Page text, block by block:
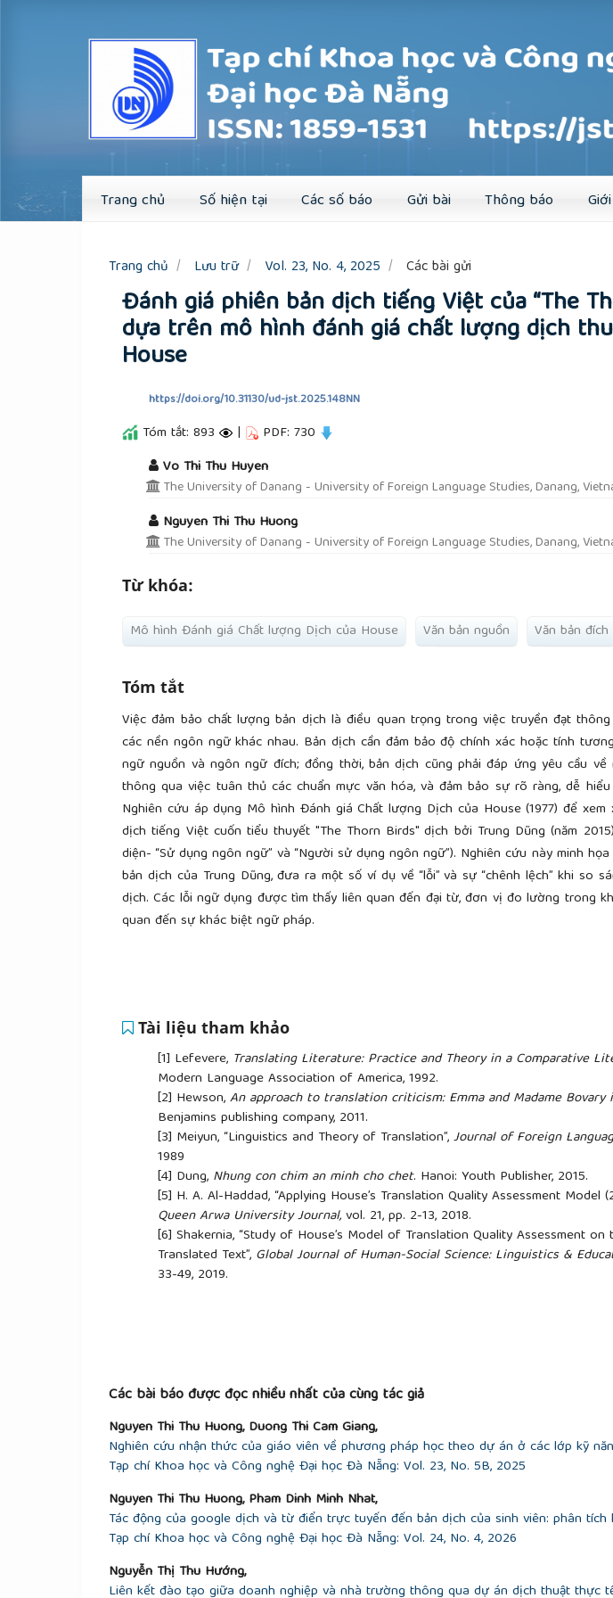
Trang chủ Số hiện tại Các số báo Gửi bài Thông báo
Đăng ký Đăng
Trang chủ Lưu trữ Vol. 23, No. 4, 2025 Các bài gửi
Đánh giá phiên bản dịch tiếng Việt của “The
dựa trên mô hình đánh giá chất lượng dịch
House
https://doi.org/10.31130/ud-jst.2025.148NN
Tóm tắt: 893 | PDF: 730
##plugins.themes.academic_pro.article.main##
Vo Thi Thu Huyen
The University of Danang - University of Foreign Language Studies, Danang,
Nguyen Thi Thu Huong
The University of Danang - University of Foreign Language Studies, Danang,
Từ khóa:
Mô hình Đánh giá Chất lượng Dịch của House Văn bản nguồn Văn bản đích
Tóm tắt
Việc đảm bảo chất lượng bản dịch là điều quan trọng trong việc truyền đạt
các nền ngôn ngữ khác nhau. Bản dịch cần đảm bảo độ chính xác hoặc tính
ngữ nguồn và ngôn ngữ đích; đồng thời, bản dịch cũng phải đáp ứng yêu cầu về
thông qua việc tuân thủ các chuẩn mực văn hóa, và đảm bảo sự rõ ràng, dễ
Nghiên cứu áp dụng Mô hình Đánh giá Chất lượng Dịch của House (1977) để
dịch tiếng Việt cuốn tiểu thuyết "The Thorn Birds" dịch bởi Trung Dũng (năm
diện- “Sử dụng ngôn ngữ” và “Người sử dụng ngôn ngữ”). Nghiên cứu này minh
bản dịch của Trung Dũng, đưa ra một số ví dụ về “lỗi” và sự “chênh lệch” khi so
dịch. Các lỗi ngữ dụng được tìm thấy liên quan đến đại từ, đơn vị đo lường trong
quan đến sự khác biệt ngữ pháp.
Tài liệu tham khảo
[1] Lefevere, Translating Literature: Practice and Theory in a Comparative
Modern Language Association of America, 1992.
[2] Hewson,An approach to translation criticism: Emma and Madame
Benjamins publishing company, 2011.
[3] Meiyun, “Linguistics and Theory of Translation”,Journal of Foreign
1989
[4] Dung, Nhung con chim an minh cho chet. Hanoi: Youth Publisher, 2015.
[5] H. A. Al-Haddad, “Applying House’s Translation Quality Assessment Model
Queen Arwa University Journal,vol. 21, pp. 2-13, 2018.
[6] Shakernia, “Study of House’s Model of Translation Quality Assessment
Translated Text”, Global Journal of Human-Social Science: Linguistics &
33-49, 2019.
VNU Journal of Science,
at Hung Vuong University”,Journal of Science and Technology – Hung Vuong
[10]House,A model for translation quality assessment
[11]House,Translation quality assessment: A model revisited . Tübingen: TBL
1997.
[12]McCullough,The Thorn Birds. Harper & Row, 1977.
[13]Joos,The five clocks.Harcourt Brace Jovanovich, 1961.
[14]N. T. Andy and D. P. Thao, “Learners’ Difficulties in Self-evaluation in
Translation Quality Assessment,” International Journal of Linguistics,
no. 10, pp. 156–163, 2020.
[15] N. K. Thao and N. L. U. My, “Difficulties in translating TV programs in
Các bài báo được đọc nhiều nhất của cùng tác giả
Nguyen Thi Thu Huong, Duong Thi Cam Giang,
Nghiên cứu nhận thức của giáo viên về phương pháp học theo dự án ở các lớp kỹ
Tạp chí Khoa học và Công nghệ Đại học Đà Nẵng: Vol. 23, No. 5B, 2025
Nguyen Thi Thu Huong, Pham Dinh Minh Nhat,
Tác động của google dịch và từ điển trực tuyến đến bản dịch của sinh viên: phân
Tạp chí Khoa học và Công nghệ Đại học Đà Nẵng: Vol. 24, No. 4, 2026
Nguyễn Thị Thu Hướng,
Liên kết đào tạo giữa doanh nghiệp và nhà trường thông qua dự án dịch thuật thực